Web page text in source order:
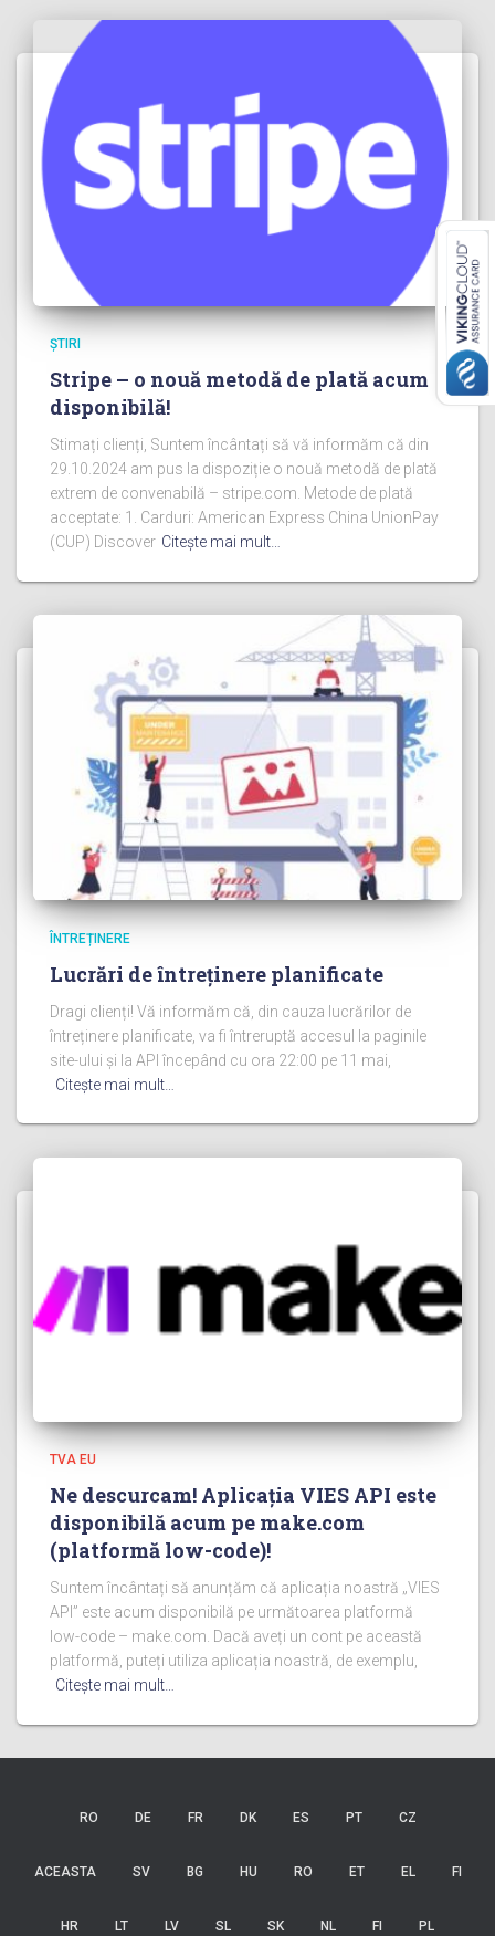
ȘTIRI
Stripe – o nouă metodă de plată acum
disponibilă!
Stimați clienți, Suntem încântați să vă informăm că din
29.10.2024 am pus la dispoziție o nouă metodă de plată
extrem de convenabilă – stripe.com. Metode de plată
acceptate: 1. Carduri: American Express China UnionPay
(CUP) Discover Citeşte mai mult…
ÎNTREȚINERE
Lucrări de întreținere planificate
Dragi clienți! Vă informăm că, din cauza lucrărilor de
întreținere planificate, va fi întreruptă accesul la paginile
site-ului și la API începând cu ora 22:00 pe 11 mai,
Citeşte mai mult…
TVA EU
Ne descurcam! Aplicația VIES API este
disponibilă acum pe make.com
(platformă low-code)!
Suntem încântați să anunțăm că aplicația noastră „VIES
API” este acum disponibilă pe următoarea platformă
low-code – make.com. Dacă aveți un cont pe această
platformă, puteți utiliza aplicația noastră, de exemplu,
Citeşte mai mult…
RO DE FR DK ES PT CZ
ACEASTA SV BG HU RO ET EL FI
HR LT LV SL SK NL FI PL